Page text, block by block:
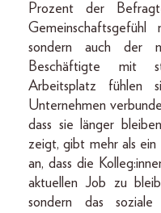
Prozent der
sondern auch der
Beschäftigte mit
Arbeitsplatz fühlen
Unternehmen
dass sie länger
zeigt, gibt mehr als
an, dass die
aktuellen Job zu
sondern das